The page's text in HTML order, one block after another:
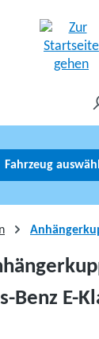
Fahrzeug
Benz E-